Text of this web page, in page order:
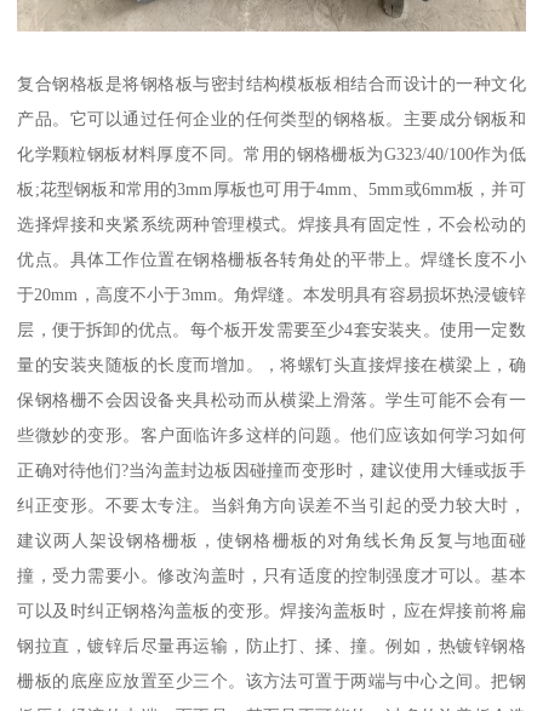
复合钢格板是将钢格板与密封结构模板板相结合而设计的一种文化
产品。它可以通过任何企业的任何类型的钢格板。主要成分钢板和
化学颗粒钢板材料厚度不同。常用的钢格栅板为G323/40/100作为低
板;花型钢板和常用的3mm厚板也可用于4mm、5mm或6mm板，并可
选择焊接和夹紧系统两种管理模式。焊接具有固定性，不会松动的
优点。具体工作位置在钢格栅板各转角处的平带上。焊缝长度不小
于20mm，高度不小于3mm。角焊缝。本发明具有容易损坏热浸镀锌
层，便于拆卸的优点。每个板开发需要至少4套安装夹。使用一定数
量的安装夹随板的长度而增加。，将螺钉头直接焊接在横梁上，确
保钢格栅不会因设备夹具松动而从横梁上滑落。学生可能不会有一
些微妙的变形。客户面临许多这样的问题。他们应该如何学习如何
正确对待他们?当沟盖封边板因碰撞而变形时，建议使用大锤或扳手
纠正变形。不要太专注。当斜角方向误差不当引起的受力较大时，
建议两人架设钢格栅板，使钢格栅板的对角线长角反复与地面碰
撞，受力需要小。修改沟盖时，只有适度的控制强度才可以。基本
可以及时纠正钢格沟盖板的变形。焊接沟盖板时，应在焊接前将扁
钢拉直，镀锌后尽量再运输，防止打、揉、撞。例如，热镀锌钢格
栅板的底座应放置至少三个。该方法可置于两端与中心之间。把钢